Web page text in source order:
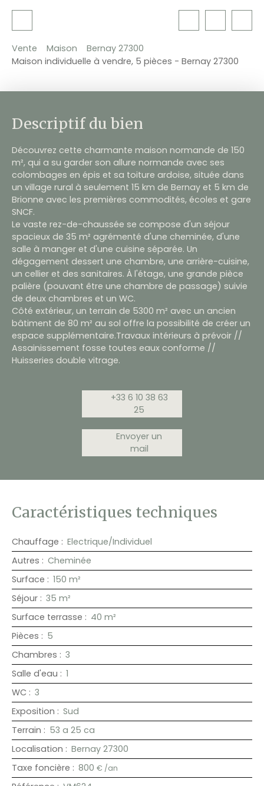
Vente Maison
Bernay 27300
Maison individuelle à vendre, 5 pièces - Bernay 27300
Descriptif du bien
Découvrez cette charmante maison normande de 150
m², qui a su garder son allure normande avec ses
colombages en épis et sa toiture ardoise, située dans
un village rural à seulement 15 km de Bernay et 5 km de
Brionne avec les premières commodités, écoles et gare
SNCF.
Le vaste rez-de-chaussée se compose d'un séjour
spacieux de 35 m² agrémenté d'une cheminée, d'une
salle à manger et d'une cuisine séparée. Un
dégagement dessert une chambre, une arrière-cuisine,
un cellier et des sanitaires. À l'étage, une grande pièce
palière (pouvant être une chambre de passage) suivie
de deux chambres et un WC.
Côté extérieur, un terrain de 5300 m² avec un ancien
bâtiment de 80 m² au sol offre la possibilité de créer un
espace supplémentaire.Travaux intérieurs à prévoir //
Assainissement fosse toutes eaux conforme //
Huisseries double vitrage.
+33 6 10 38 63
25
Envoyer un
mail
Caractéristiques techniques
Chauffage : Electrique/Individuel
Autres : Cheminée
Surface : 150 m²
Séjour : 35 m²
Surface terrasse : 40 m²
Pièces : 5
Chambres : 3
Salle d'eau : 1
WC : 3
Exposition : Sud
Terrain : 53 a 25 ca
Localisation : Bernay 27300
Taxe foncière : 800 € /an